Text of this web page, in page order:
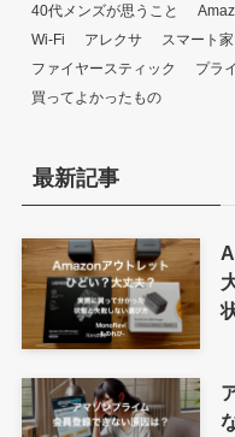
40代メンズが思うこと
Wi-Fi
アレクサ スマート
ファイヤースティック
プラ
買ってよかったもの
最新記事